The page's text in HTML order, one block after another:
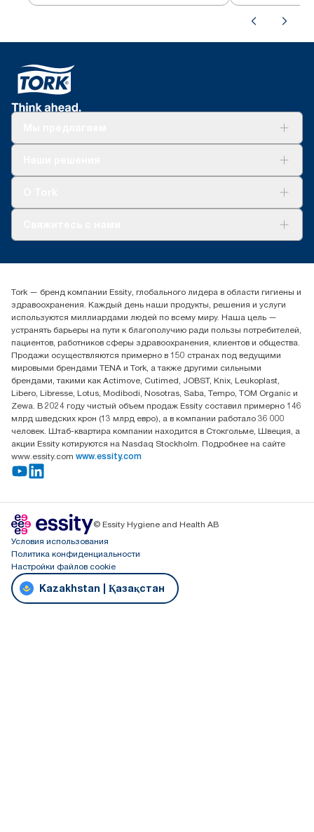
(+7) 777 779 0095
Контакты на рынках СНГ
ООО «Эссити», Представительство в Казахстане Пр.
Достык, 210, 2 блок, 3 этаж,
офис №32 050051, г.
Алматы, Казахстан
Tork — бренд компании Essity, глобального лидера в области гигиены и
здравоохранения. Каждый день наши продукты, решения и услуги
используются миллиардами людей по всему миру. Наша цель —
устранять барьеры на пути к благополучию ради пользы потребителей,
пациентов, работников сферы здравоохранения, клиентов и общества.
Продажи осуществляются примерно в 150 странах под ведущими
мировыми брендами TENA и Tork, а также другими сильными
брендами, такими как Actimove, Cutimed, JOBST, Knix, Leukoplast,
Libero, Libresse, Lotus, Modibodi, Nosotras, Saba, Tempo, TOM Organic и
Zewa. В 2024 году чистый объем продаж Essity составил примерно 146
млрд шведских крон (13 млрд евро), а в компании работало 36 000
человек. Штаб-квартира компании находится в Стокгольме, Швеция, а
акции Essity котируются на Nasdaq Stockholm. Подробнее на сайте
www.essity.com www.essity.com
© Essity Hygiene and Health AB
Условия использования
Политика конфиденциальности
Настройки файлов cookie
Kazakhstan | Қазақстан